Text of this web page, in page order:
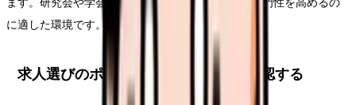
ます。研究会や学会参加の支援も充実しており、専門性を高めるの
に適した環境です。
求人選びのポイント：待遇と環境を確認する